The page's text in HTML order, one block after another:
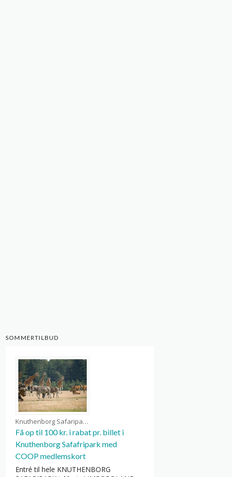
SOMMERTILBUD
Knuthenborg Safaripark kuponer
Få op til 100 kr. i rabat pr. billet i
Knuthenborg Safafripark med
COOP medlemskort
Entré til hele KNUTHENBORG